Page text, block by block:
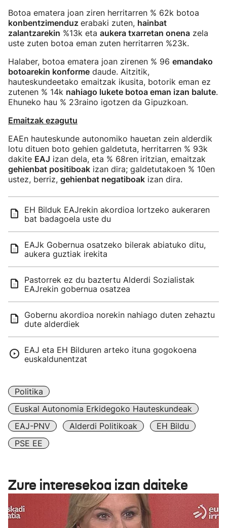
Botoa ematera joan ziren herritarren % 62k botoa
konbentzimenduz erabaki zuten, hainbat
zalantzarekin %13k eta aukera txarretan onena zela
uste zuten botoa eman zuten herritarren %23k.
Halaber, botoa ematera joan zirenen % 96 emandako
botoarekin konforme daude. Aitzitik,
hauteskundeetako emaitzak ikusita, botorik eman ez
zutenen % 14k nahiago lukete botoa eman izan balute.
Ehuneko hau % 23raino igotzen da Gipuzkoan.
Emaitzak ezagutu
EAEn hauteskunde autonomiko hauetan zein alderdik
lotu dituen boto gehien galdetuta, herritarren % 93k
dakite EAJ izan dela, eta % 68ren iritzian, emaitzak
gehienbat positiboak izan dira; galdetutakoen % 10en
ustez, berriz, gehienbat negatiboak izan dira.
EH Bilduk EAJrekin akordioa lortzeko aukeraren
bat badagoela uste du
EAJk Gobernua osatzeko bilerak abiatuko ditu,
aukera guztiak irekita
Pastorrek ez du baztertu Alderdi Sozialistak
EAJrekin gobernua osatzea
Gobernu akordioa norekin nahiago duten zehaztu
dute alderdiek
EAJ eta EH Bilduren arteko ituna gogokoena
euskaldunentzat
Politika
Euskal Autonomia Erkidegoko Hauteskundeak
EAJ-PNV
Alderdi Politikoak
EH Bildu
PSE EE
Zure interesekoa izan daiteke